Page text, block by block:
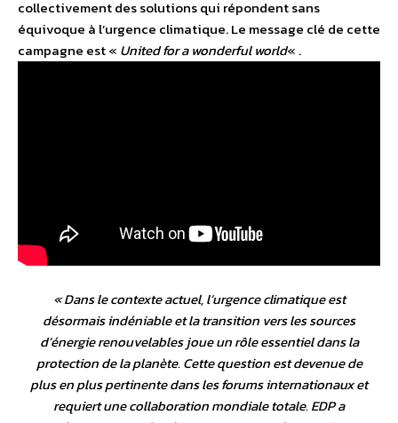
collectivement des solutions qui répondent sans
équivoque à l’urgence climatique. Le message clé de cette
campagne est « United for a wonderful world« .
«Dans le contexte actuel, l’urgence climatique est
désormais indéniable et la transition vers les sources
d’énergie renouvelables joue un rôle essentiel dans la
protection de la planète. Cette question est devenue de
plus en plus pertinente dans les forums internationaux et
requiert une collaboration mondiale totale. EDP a